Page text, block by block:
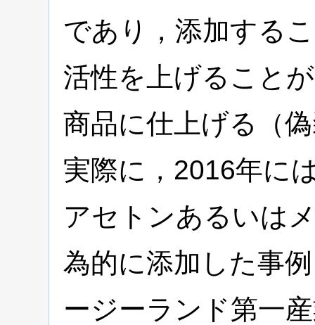
であり，添加する
活性を上げること
商品に仕上げる（
実際に，2016年に
アセトンあるいは
為的に添加した事
ージーランド第一